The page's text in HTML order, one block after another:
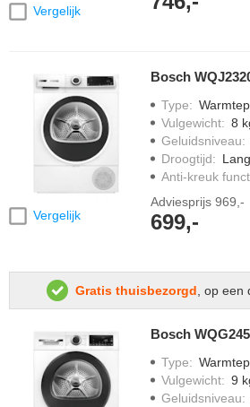
Vergelijk
Vergelijk
Bosch
Type:
Vulgewicht: 8
Geluidsniveau:
Droogtijd: Lang
Anti-kreuk
Adviesprijs 969,-
699,-
Gratis thuisbezorgd , op
Bosch
Type:
Vulgewicht: 9
Geluidsniveau: